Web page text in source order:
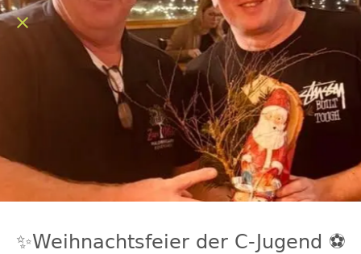
✨Weihnachtsfeier der C-Jugend ⚽️